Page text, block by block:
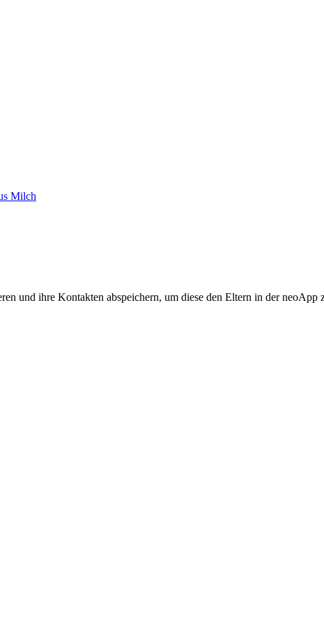
Milch
und ihre Kontakten abspeichern, um diese den Eltern in der neoApp